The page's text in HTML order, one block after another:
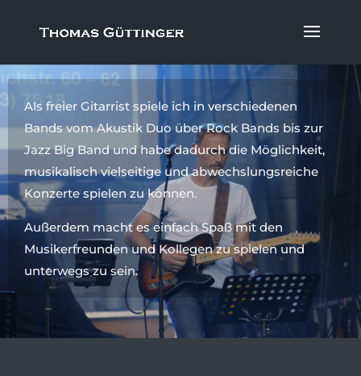
Als freier Gitarrist spiele ich in verschiedenen
Bands vom Akustik Duo über Rock Bands bis zur
Jazz Big Band und habe dadurch die Möglichkeit,
musikalisch vielseitige und abwechslungsreiche
Konzerte spielen zu können.
Außerdem macht es einfach Spaß mit den
Musikerfreunden und Kollegen zu spielen und
unterwegs zu sein.